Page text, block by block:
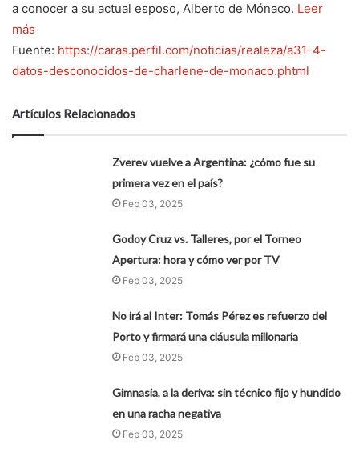
a conocer a su actual esposo, Alberto de Mónaco. Leer
más
Fuente: https://caras.perfil.com/noticias/realeza/a31-4-
datos-desconocidos-de-charlene-de-monaco.phtml
Artículos Relacionados
Zverev vuelve a Argentina: ¿cómo fue su
primera vez en el país?
Feb 03, 2025
Godoy Cruz vs. Talleres, por el Torneo
Apertura: hora y cómo ver por TV
Feb 03, 2025
No irá al Inter: Tomás Pérez es refuerzo del
Porto y firmará una cláusula millonaria
Feb 03, 2025
Gimnasia, a la deriva: sin técnico fijo y hundido
en una racha negativa
Feb 03, 2025